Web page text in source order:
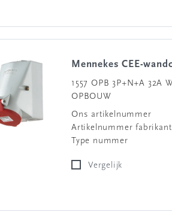
Mennekes CEE-
1557 OPB 3P+N+A 32A
OPBOUW
Ons artikelnummer
Artikelnummer fabrikant
Type nummer
Vergelijk